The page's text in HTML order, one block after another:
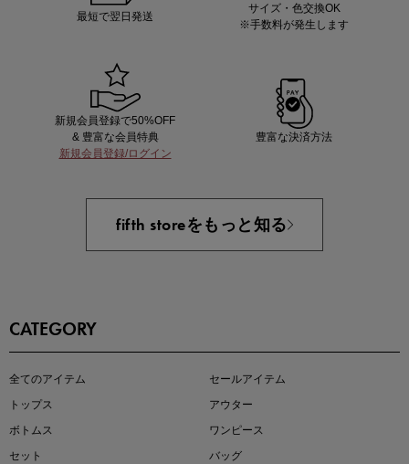
買えば買うほどお得! 最大半額クーポン
最短で翌日発送
サイズ・色交換OK
※手数料が発生します
新規会員登録で50%OFF
& 豊富な会員特典
新規会員登録/ログイン
豊富な決済方法
fifth storeをもっと知る
CATEGORY
全てのアイテム
セールアイテム
トップス
アウター
ボトムス
ワンピース
セット
バッグ